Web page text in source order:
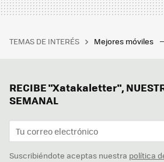
TEMAS DE INTERÉS Mejores móviles
RECIBE "Xatakaletter",
SEMANAL
Suscribiéndote aceptas nuestra política